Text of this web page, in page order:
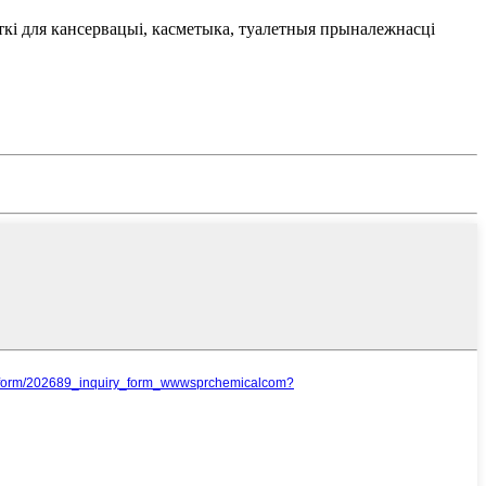
для кансервацыі, касметыка, туалетныя прыналежнасці